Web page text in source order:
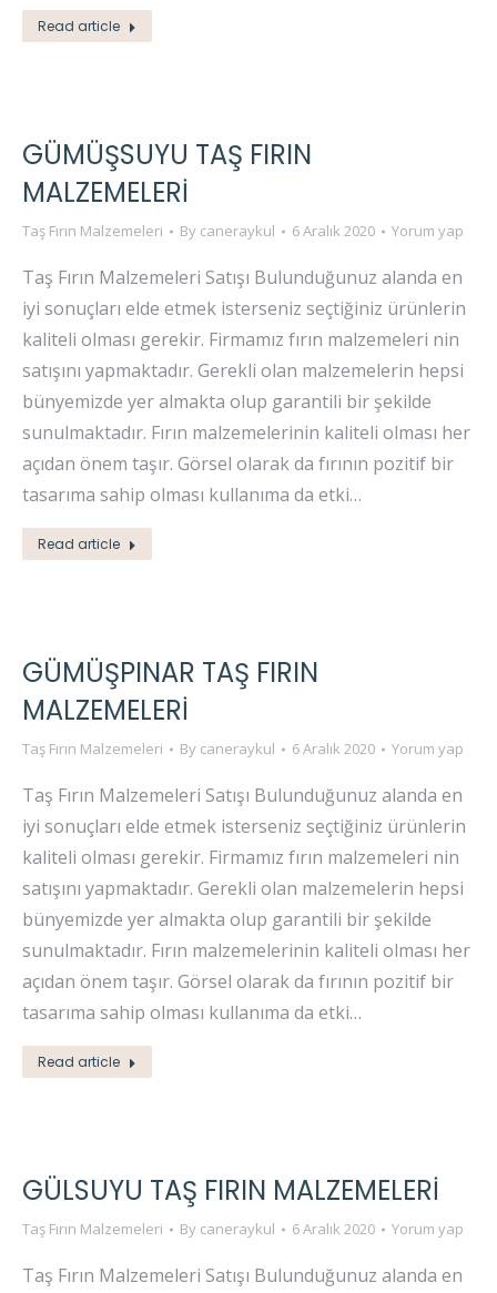
Read article
GÜMÜŞSUYU TAŞ FIRIN
MALZEMELERI
Taş Fırın Malzemeleri By caneraykul 6 Aralık 2020 Yorum yap
Taş Fırın Malzemeleri Satışı Bulunduğunuz alanda en
iyi sonuçları elde etmek isterseniz seçtiğiniz ürünlerin
kaliteli olması gerekir. Firmamız fırın malzemeleri nin
satışını yapmaktadır. Gerekli olan malzemelerin hepsi
bünyemizde yer almakta olup garantili bir şekilde
sunulmaktadır. Fırın malzemelerinin kaliteli olması her
açıdan önem taşır. Görsel olarak da fırının pozitif bir
tasarıma sahip olması kullanıma da etki…
Read article
GÜMÜŞPINAR TAŞ FIRIN
MALZEMELERI
Taş Fırın Malzemeleri By caneraykul 6 Aralık 2020 Yorum yap
Taş Fırın Malzemeleri Satışı Bulunduğunuz alanda en
iyi sonuçları elde etmek isterseniz seçtiğiniz ürünlerin
kaliteli olması gerekir. Firmamız fırın malzemeleri nin
satışını yapmaktadır. Gerekli olan malzemelerin hepsi
bünyemizde yer almakta olup garantili bir şekilde
sunulmaktadır. Fırın malzemelerinin kaliteli olması her
açıdan önem taşır. Görsel olarak da fırının pozitif bir
tasarıma sahip olması kullanıma da etki…
Read article
GÜLSUYU TAŞ FIRIN MALZEMELERI
Taş Fırın Malzemeleri By caneraykul 6 Aralık 2020 Yorum yap
Taş Fırın Malzemeleri Satışı Bulunduğunuz alanda en